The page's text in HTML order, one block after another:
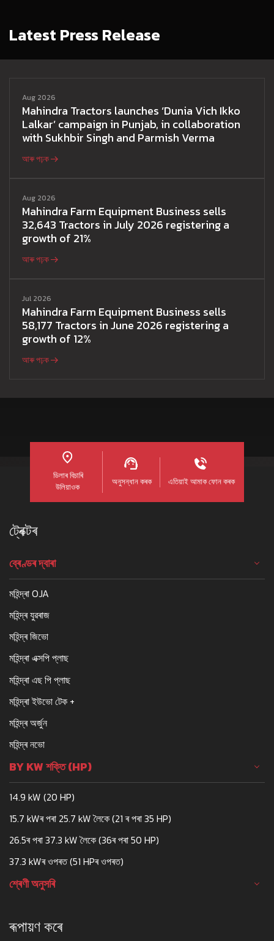
Latest Press Release
Aug 2026
Mahindra Tractors launches ‘Dunia Vich Ikko
Lalkar’ campaign in Punjab, in collaboration
with Sukhbir Singh and Parmish Verma
আৰু পঢ়ক
Aug 2026
Mahindra Farm Equipment Business sells
32,643 Tractors in July 2026 registering a
growth of 21%
আৰু পঢ়ক
Jul 2026
Mahindra Farm Equipment Business sells
58,177 Tractors in June 2026 registering a
growth of 12%
আৰু পঢ়ক
ডিলাৰ বিচাৰি
উলিয়াওক
অনুসন্ধান কৰক এতিয়াই আমাক ফোন কৰক
ট্ৰেক্টৰ
ব্ৰেণ্ডৰ দ্বাৰা
মহিন্দ্ৰা OJA
মহিন্দ্ৰ যুৱৰাজ
মহিন্দ্ৰ জিভো
মহিন্দ্ৰা এক্সপি প্লাছ
মহিন্দ্ৰা এছ পি প্লাছ
মহিন্দ্ৰা ইউভো টেক +
মহিন্দ্ৰ অৰ্জুন
মহিন্দ্ৰ নভো
BY KW শক্তি (HP)
14.9 kW (20 HP)
15.7 kWৰ পৰা 25.7 kW লৈকে (21 ৰ পৰা 35 HP)
26.5ৰ পৰা 37.3 kW লৈকে (36ৰ পৰা 50 HP)
37.3 kWৰ ওপৰত (51 HPৰ ওপৰত)
শ্ৰেণী অনুসৰি
ৰূপায়ণ কৰে